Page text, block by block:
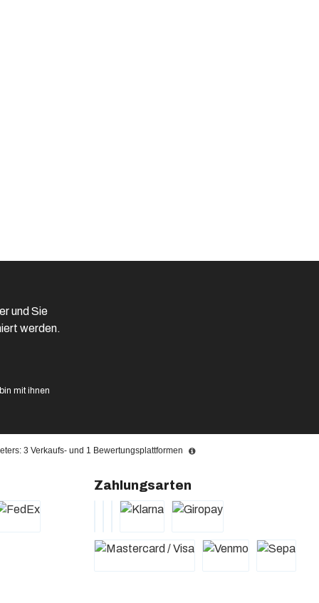
3 Verkaufs- und 1 Bewertungsplattformen
und Sie
werden.
mit ihnen
Zahlungsarten